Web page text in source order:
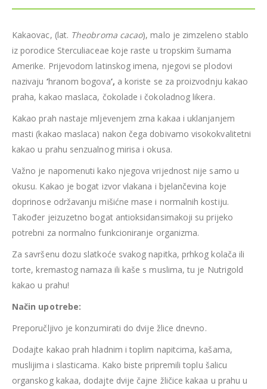
Kakaovac, (lat. Theobroma cacao), malo je zimzeleno stablo
iz porodice Sterculiaceae koje raste u tropskim šumama
Amerike. Prijevodom latinskog imena, njegovi se plodovi
nazivaju ‘hranom bogova’, a koriste se za proizvodnju kakao
praha, kakao maslaca, čokolade i čokoladnog likera.
Kakao prah nastaje mljevenjem zrna kakaa i uklanjanjem
masti (kakao maslaca) nakon čega dobivamo visokokvalitetni
kakao u prahu senzualnog mirisa i okusa.
Važno je napomenuti kako njegova vrijednost nije samo u
okusu. Kakao je bogat izvor vlakana i bjelančevina koje
doprinose održavanju mišićne mase i normalnih kostiju.
Također jeizuzetno bogat antioksidansimakoji su prijeko
potrebni za normalno funkcioniranje organizma.
Za savršenu dozu slatkoće svakog napitka, prhkog kolača ili
torte, kremastog namaza ili kaše s muslima, tu je Nutrigold
kakao u prahu!
Način upotrebe:
Preporučljivo je konzumirati do dvije žlice dnevno.
Dodajte kakao prah hladnim i toplim napitcima, kašama,
muslijima i slasticama. Kako biste pripremili toplu šalicu
organskog kakaa, dodajte dvije čajne žličice kakaa u prahu u